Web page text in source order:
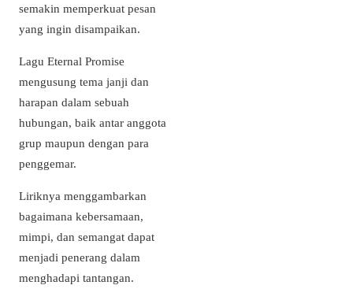
semakin memperkuat pesan
yang ingin disampaikan.
Lagu Eternal Promise
mengusung tema janji dan
harapan dalam sebuah
hubungan, baik antar anggota
grup maupun dengan para
penggemar.
Liriknya menggambarkan
bagaimana kebersamaan,
mimpi, dan semangat dapat
menjadi penerang dalam
menghadapi tantangan.